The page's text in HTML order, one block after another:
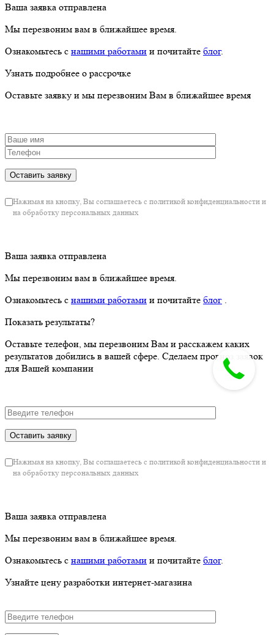
Ваша заявка отправлена
Мы перезвоним вам в ближайшее время.
Ознакомьтесь с нашими работами и почитайте блог.
Узнать подробнее о рассрочке
Оставьте заявку и мы перезвоним Вам в ближайшее время
Нажимая на кнопку, Вы соглашаетесь с политикой конфиденциальности и
на обработку персональных данных
Ваша заявка отправлена
Мы перезвоним вам в ближайшее время.
Ознакомьтесь с нашими работами и почитайте блог .
Показать результаты?
Оставьте телефон, мы перезвоним Вам и расскажем каких
результатов добились в вашей сфере. Сделаем прогноз заявок
для Вашей компании
Нажимая на кнопку, Вы соглашаетесь с политикой конфиденциальности и
на обработку персональных данных
Ваша заявка отправлена
Мы перезвоним вам в ближайшее время.
Ознакомьтесь с нашими работами и почитайте блог.
Узнайте цену разработки интернет-магазина